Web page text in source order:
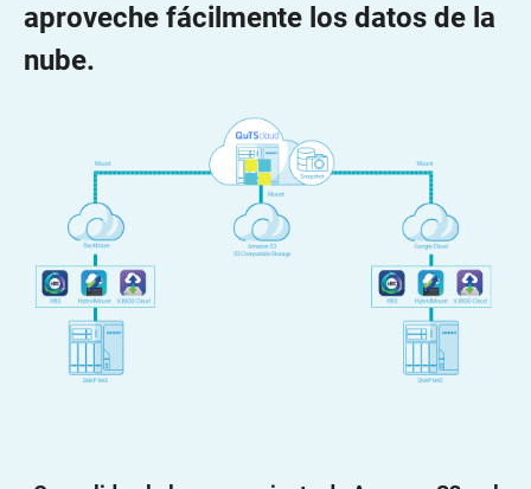
aproveche fácilmente los datos de la
nube.